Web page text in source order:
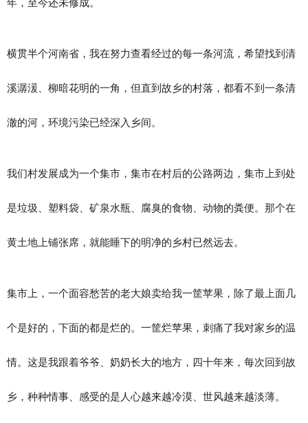
横贯半个河南省，我在努力查看经过的每一条河流，希望找到清
溪潺湲、柳暗花明的一角，但直到故乡的村落，都看不到一条清
澈的河，环境污染已经深入乡间。
我们村发展成为一个集市，集市在村后的公路两边，集市上到处
是垃圾、塑料袋、矿泉水瓶、腐臭的食物、动物的粪便。那个在
黄土地上铺张席，就能睡下的明净的乡村已然远去。
集市上，一个面容愁苦的老大娘卖给我一筐苹果，除了最上面几
个是好的，下面的都是烂的。一筐烂苹果，刺痛了我对家乡的温
情。这是我跟着爷爷、奶奶长大的地方，四十年来，每次回到故
乡，种种情事、感受的是人心越来越冷漠、世风越来越淡薄。